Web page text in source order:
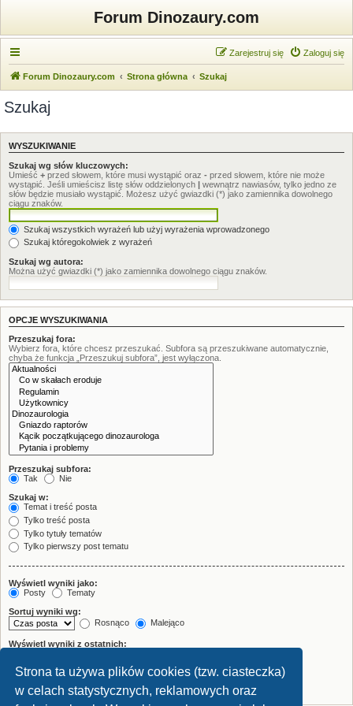
Strona ta używa plików cookies (tzw. ciasteczka)
w celach statystycznych, reklamowych oraz
Forum Dinozaury.com
Zaloguj się
Zarejestruj się
Forum Dinozaury.com Strona główna Szukaj
Szukaj
WYSZUKIWANIE
Szukaj wg słów kluczowych:
Umieść + przed słowem, które musi wystąpić oraz - przed słowem, które nie może
wystąpić. Jeśli umieścisz listę słów oddzielonych | wewnątrz nawiasów, tylko jedno ze
słów będzie musiało wystąpić. Możesz użyć gwiazdki (*) jako zamiennika dowolnego
ciągu znaków.
Szukaj wszystkich wyrażeń lub użyj wyrażenia wprowadzonego
Szukaj któregokolwiek z wyrażeń
Szukaj wg autora:
Można użyć gwiazdki (*) jako zamiennika dowolnego ciągu znaków.
OPCJE WYSZUKIWANIA
Przeszukaj fora:
Wybierz fora, które chcesz przeszukać. Subfora są przeszukiwane automatycznie,
chyba że funkcja „Przeszukuj subfora”, jest wyłączona.
Przeszukaj subfora:
Tak
Nie
Szukaj w:
Temat i treść posta
Tylko treść posta
Tylko tytuły tematów
Tylko pierwszy post tematu
Wyświetl wyniki jako:
Posty
Tematy
Sortuj wyniki wg:
Rosnąco
Malejąco
Wyświetl wyniki z ostatnich:
Wyświetl pierwsze:
znaków w poście